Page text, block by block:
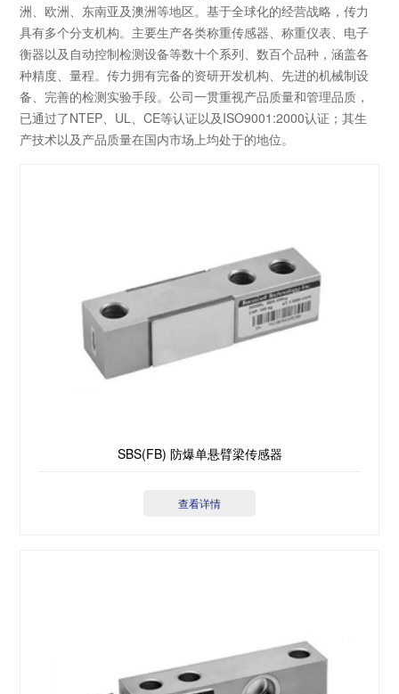
洲、欧洲、东南亚及澳洲等地区。基于全球化的经营战略，传力
具有多个分支机构。主要生产各类称重传感器、称重仪表、电子
衡器以及自动控制检测设备等数十个系列、数百个品种，涵盖各
种精度、量程。传力拥有完备的资研开发机构、先进的机械制设
备、完善的检测实验手段。公司一贯重视产品质量和管理品质，
已通过了NTEP、UL、CE等认证以及ISO9001:2000认证；其生
产技术以及产品质量在国内市场上均处于的地位。
SBS(FB) 防爆单悬臂梁传感器
查看详情